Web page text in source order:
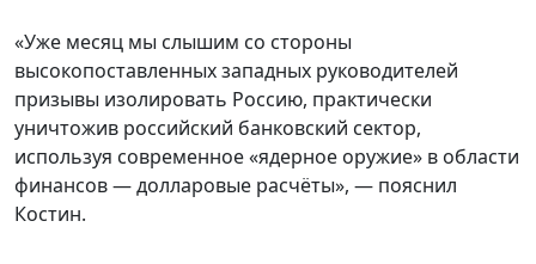
«Уже месяц мы слышим со стороны
высокопоставленных западных руководителей
призывы изолировать Россию, практически
уничтожив российский банковский сектор,
используя современное «ядерное оружие» в области
финансов — долларовые расчёты», — пояснил
Костин.